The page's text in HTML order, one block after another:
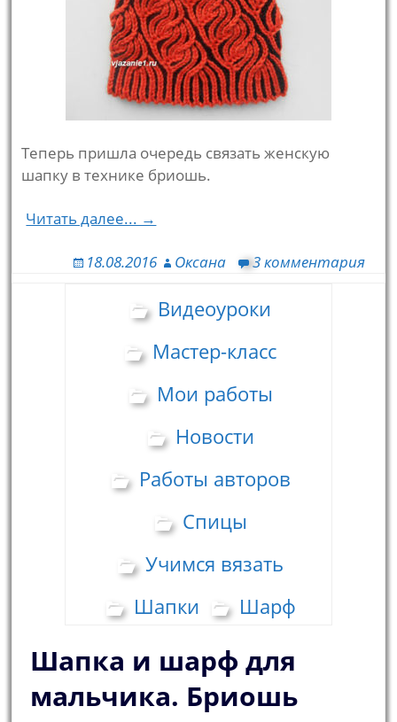
Теперь пришла очередь связать женскую
шапку в технике бриошь.
Читать далее... →
18.08.2016 Оксана 3 комментария
Видеоуроки
Мастер-класс
Мои работы
Новости
Работы авторов
Спицы
Учимся вязать
Шапки
Шарф
Шапка и шарф для
мальчика. Бриошь